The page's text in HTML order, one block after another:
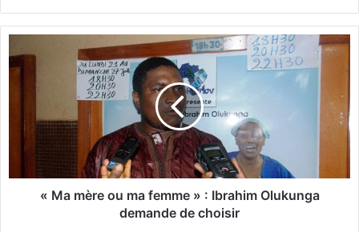
M
u
« Ma mère ou ma femme » : Ibrahim Olukunga
demande de choisir